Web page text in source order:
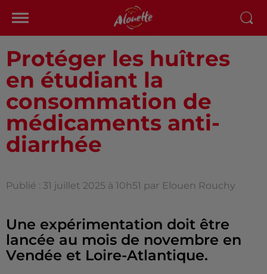
Protéger les huîtres
en étudiant la
consommation de
médicaments anti-
diarrhée
Publié : 31 juillet 2025 à 10h51 par Elouen Rouchy
Une expérimentation doit être
lancée au mois de novembre en
Vendée et Loire-Atlantique.